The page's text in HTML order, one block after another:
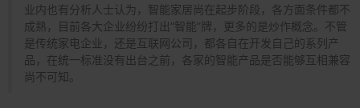
业内也有分析人士认为，智能家居尚在起步阶段，各方面条件都不
成熟，目前各大企业纷纷打出“智能”牌，更多的是炒作概念。不管
是传统家电企业，还是互联网公司，都各自在开发自己的系列产
品，在统一标准没有出台之前，各家的智能产品是否能够互相兼容
尚不可知。